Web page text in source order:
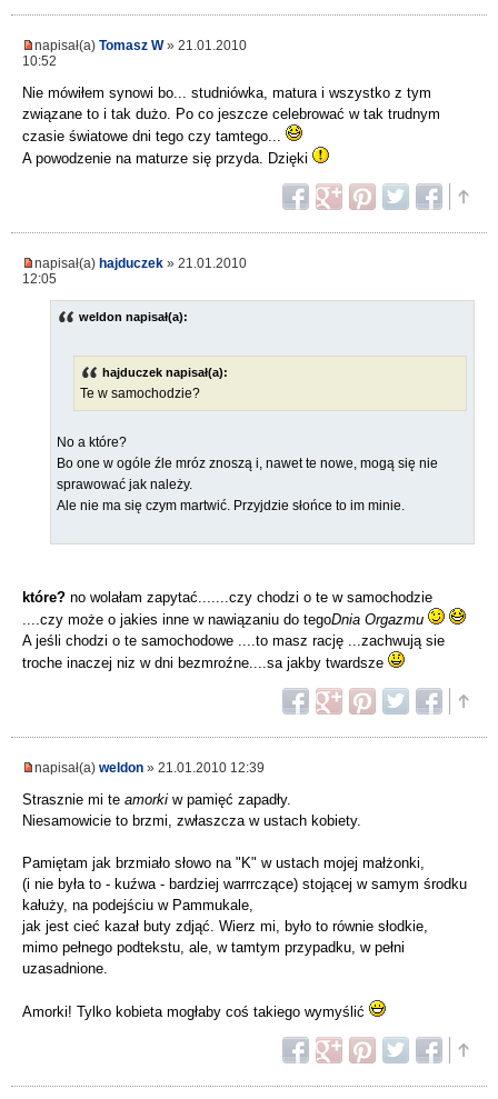
napisał(a) Tomasz W» 21.01.2010
10:52
Nie mówiłem synowi bo... studniówka, matura i wszystko z tym
związane to i tak dużo. Po co jeszcze celebrować w tak trudnym
czasie światowe dni tego czy tamtego...
A powodzenie na maturze się przyda. Dzięki
napisał(a) hajduczek » 21.01.2010
12:05
weldon napisał(a):
hajduczek napisał(a):
Te w samochodzie?
No a które?
Bo one w ogóle źle mróz znoszą i, nawet te nowe, mogą się nie
sprawować jak należy.
Ale nie ma się czym martwić. Przyjdzie słońce to im minie.
które? no wolałam zapytać.......czy chodzi o te w samochodzie
....czy może o jakies inne w nawiązaniu do tegoDnia Orgazmu
A jeśli chodzi o te samochodowe ....to masz rację ...zachwują sie
troche inaczej niz w dni bezmroźne....sa jakby twardsze
napisał(a) weldon » 21.01.2010 12:39
Strasznie mi te amorki w pamięć zapadły.
Niesamowicie to brzmi, zwłaszcza w ustach kobiety.
Pamiętam jak brzmiało słowo na "K" w ustach mojej małżonki,
(i nie była to - kuźwa - bardziej warrrczące) stojącej w samym środku
kałuży, na podejściu w Pammukale,
jak jest cieć kazał buty zdjąć. Wierz mi, było to równie słodkie,
mimo pełnego podtekstu, ale, w tamtym przypadku, w pełni
uzasadnione.
Amorki! Tylko kobieta mogłaby coś takiego wymyślić